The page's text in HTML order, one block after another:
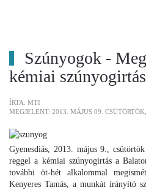
Szúnyogok -
kémiai
ÍRTA: MTI
MEGJELENT: 2013. MÁJUS 09.
Gyenesdiás, 2013. május 9.,
reggel a kémiai szúnyogirtás a
további öt-hét alkalommal
Kenyeres Tamás, a munkát irányító